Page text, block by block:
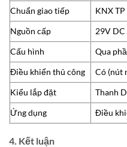
Chuẩn giao tiếp
KNX
Nguồn cấp
29V
Cấu hình
Qua
Điều khiển thủ công
Có (nút
Kiểu lắp đặt
Thanh
Ứng dụng
Điều
4. Kết luận